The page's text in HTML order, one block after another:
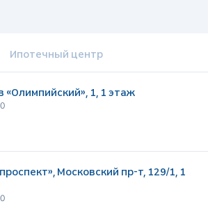
Ипотечный центр
«Олимпийский», 1, 1 этаж
Московский пр-т, 129/1, 1